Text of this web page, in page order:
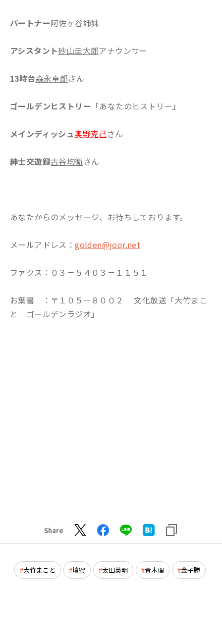
パートナー阿佐ヶ谷姉妹
アシスタント砂山圭大郎アナウンサー
13時台森永卓郎さん
ゴールデンヒストリー 「あなたのヒストリー」
メインディッシュ奥野克己さん
紳士交遊録古谷均衡さん
あなたからのメッセージ、お待ちしております。
メールアドレス：golden@joqr.net
ファクス：０３－５４０３－１１５１
お葉書 ：〒１０５－８００２ 文化放送「大竹まこ
と ゴールデンラジオ」
Share
大竹まこと 壇蜜 太田英明 青木理 金子勝